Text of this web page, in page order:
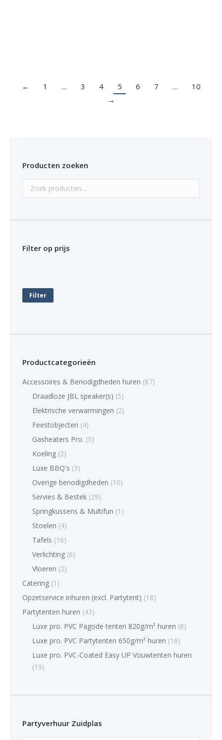
← 1 … 3 4 5 6 7 …
10
→
Producten zoeken
Filter op prijs
Filter
Productcategorieën
Accessoires & Benodigdheden huren (87)
Draadloze JBL speaker(s) (5)
Elektrische verwarmingen (2)
Feestobjecten (4)
Gasheaters Pro. (5)
Koeling (2)
Luxe BBQ's (3)
Overige benodigdheden (10)
Servies & Bestek (29)
Springkussens & Multifun (1)
Stoelen (4)
Tafels (16)
Verlichting (6)
Vloeren (2)
Catering (1)
Opzetservice inhuren (excl. Partytent) (18)
Partytenten huren (43)
Luxe pro. PVC Pagode tenten 820g/m² huren (8)
Luxe pro. PVC Partytenten 650g/m² huren (16)
Luxe pro. PVC-Coated Easy UP Vouwtenten huren
(19)
Partyverhuur Zuidplas